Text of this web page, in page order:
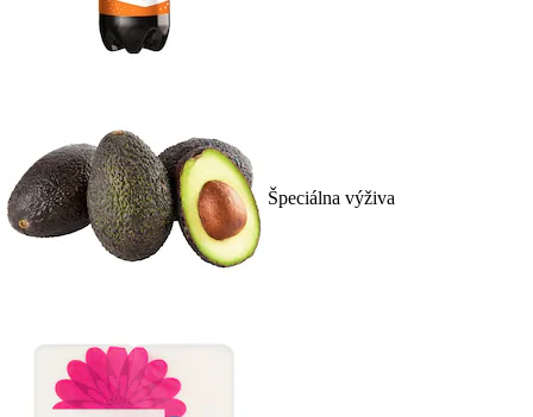
Špeciálna výživa